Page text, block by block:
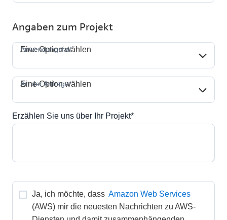
Angaben zum Projekt
Anwendungsfall*
Eine Option wählen
Art der Anfrage*
Eine Option wählen
Erzählen Sie uns über Ihr Projekt*
Ja, ich möchte, dass Amazon Web Services
(AWS) mir die neuesten Nachrichten zu AWS-